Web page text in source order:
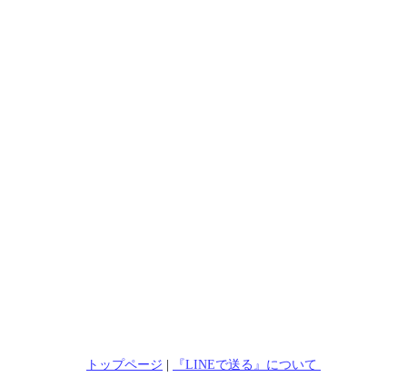
トップページ | 『LINEで送る』について